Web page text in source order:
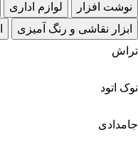
نوشت افزار لوازم اداری
ابزار نقاشی و رنگ آمیزی
تراش
نوک اتود
جامدادی